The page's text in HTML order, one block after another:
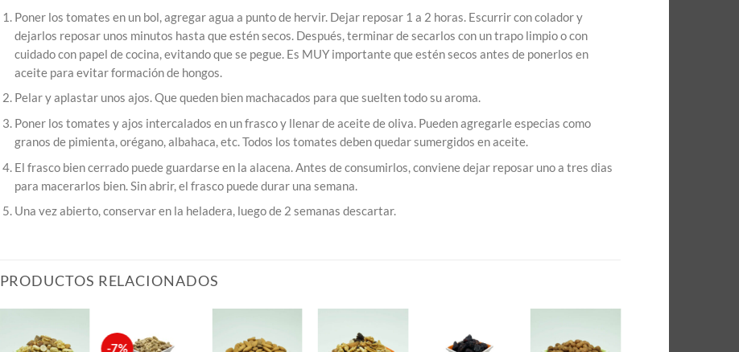
Poner los tomates en un bol, agregar agua a punto de hervir. Dejar reposar 1 a 2 horas. Escurrir con colador y
dejarlos reposar unos minutos hasta que estén secos. Después, terminar de secarlos con un trapo limpio o con
cuidado con papel de cocina, evitando que se pegue. Es MUY importante que estén secos antes de ponerlos en
aceite para evitar formación de hongos.
Pelar y aplastar unos ajos. Que queden bien machacados para que suelten todo su aroma.
Poner los tomates y ajos intercalados en un frasco y llenar de aceite de oliva. Pueden agregarle especias como
granos de pimienta, orégano, albahaca, etc. Todos los tomates deben quedar sumergidos en aceite.
El frasco bien cerrado puede guardarse en la alacena. Antes de consumirlos, conviene dejar reposar uno a tres dias
para macerarlos bien. Sin abrir, el frasco puede durar una semana.
Una vez abierto, conservar en la heladera, luego de 2 semanas descartar.
PRODUCTOS RELACIONADOS
-7%